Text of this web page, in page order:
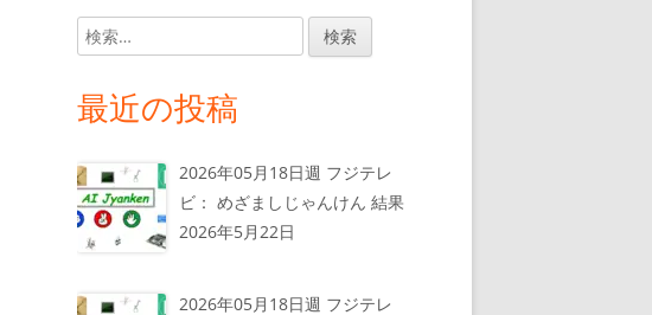
検
索:
最近の投稿
2026年05月18日週 フジテレ
ビ： めざましじゃんけん 結果
2026年5月22日
2026年05月18日週 フジテレ